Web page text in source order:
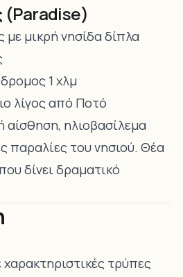
(Paradise)
με μικρή νησίδα δίπλα
1 χλμ
λίγος από Ποτό
αίσθηση, ηλιοβασίλεμα
παραλίες του νησιού. Θέα
δίνει δραματικό
τρύπες